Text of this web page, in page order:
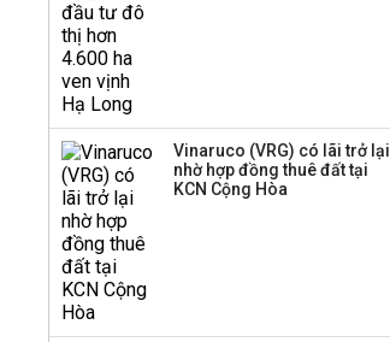
thanh lý toàn bộ cửa
hàng
Vinaruco (VRG) có lãi trở lại
nhờ hợp đồng thuê đất tại
KCN Cộng Hòa